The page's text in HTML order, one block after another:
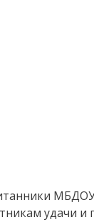
удачи и